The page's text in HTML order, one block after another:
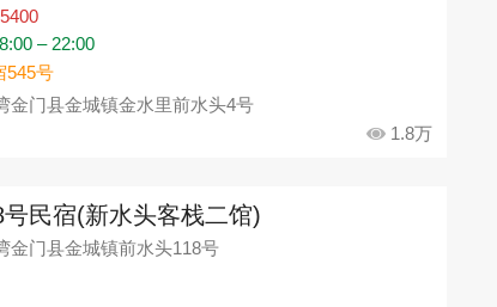
– 22:00
545号
金门县金城镇金水里前水头4号
1.8万
民宿(新水头客栈二馆)
金门县金城镇前水头118号